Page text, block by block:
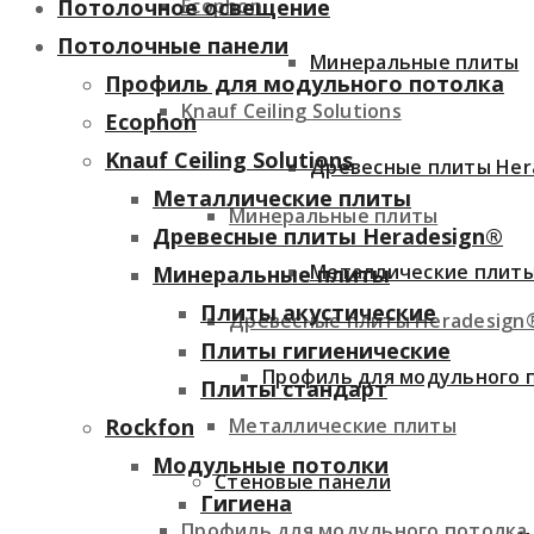
Ecophon
Knauf Ceiling Solutions
Минеральные плиты
Древесные плиты
Металлические плиты
Минеральные плиты
Древесные плиты
Металлические
Профиль для модульного
Стеновые панели
Потолочное освещение
Потолочные панели
Профиль для модульного потолка
Ecophon
Knauf Ceiling Solutions
Металлические плиты
Древесные плиты Heradesign®
Минеральные плиты
Плиты акустические
Плиты гигиенические
Плиты стандарт
Rockfon
Модульные потолки
Гигиена